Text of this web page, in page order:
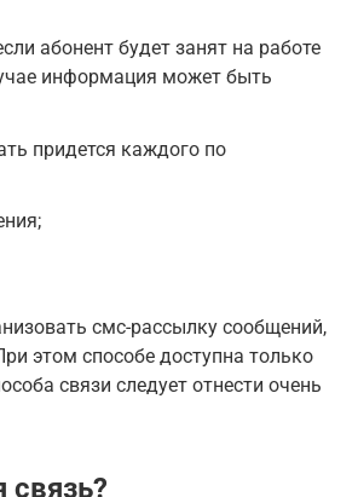
абонент будет занят на работе
информация может быть
придется каждого по
смс-рассылку сообщений,
этом способе доступна только
связи следует отнести очень
связь?